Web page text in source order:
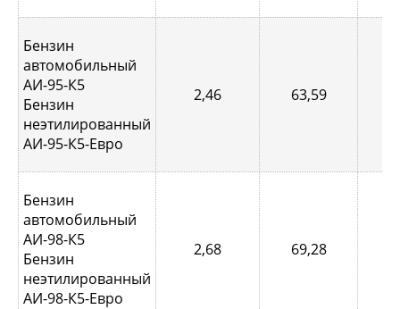
Бензин
автомобильный
АИ-95-К5
Бензин
неэтилированный
АИ-95-К5-Евро
2,46 63,59
Бензин
автомобильный
АИ-98-К5
Бензин
неэтилированный
АИ-98-К5-Евро
2,68 69,28